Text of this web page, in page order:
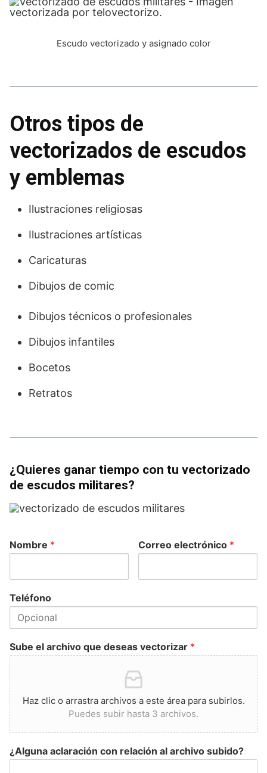
Escudo vectorizado y asignado color
Otros tipos de
vectorizados de escudos
y emblemas
Ilustraciones religiosas
Ilustraciones artísticas
Caricaturas
Dibujos de comic
Dibujos técnicos o profesionales
Dibujos infantiles
Bocetos
Retratos
¿Quieres ganar tiempo con tu vectorizado
de escudos militares?
Nombre * Correo electrónico *
Teléfono
Sube el archivo que deseas vectorizar *
Haz clic o arrastra archivos a este área para subirlos.
Puedes subir hasta 3 archivos.
¿Alguna aclaración con relación al archivo subido?